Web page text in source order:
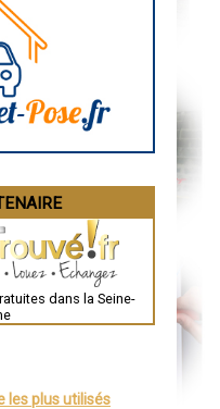
dans la Seine-
les plus utilisés